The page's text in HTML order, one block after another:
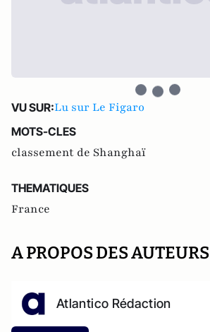
VU SUR:Lu sur Le Figaro
MOTS-CLES
classement de Shanghaï
THEMATIQUES
France
A PROPOS DES AUTEURS
Atlantico Rédaction